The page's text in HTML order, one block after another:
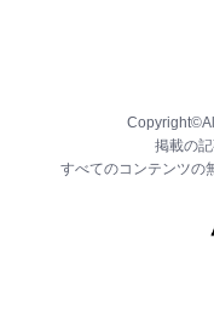
掲載の
すべてのコンテンツの